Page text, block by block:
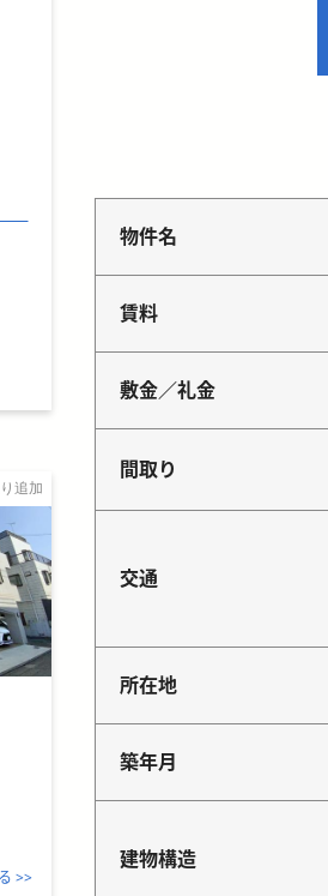
物件名
賃料
敷金／礼金
間取り
交通
所在地
築年月
建物構造
追加
>>